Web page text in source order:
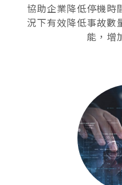
協助企業降低停機時
況下有效降低事故數
能，增